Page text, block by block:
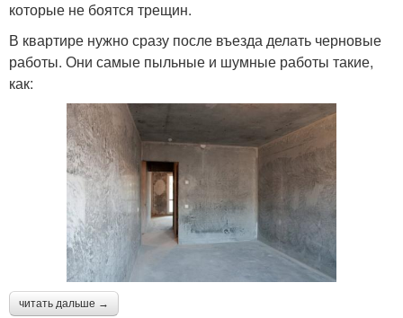
которые не боятся трещин.
В квартире нужно сразу после въезда делать черновые
работы. Они самые пыльные и шумные работы такие,
как:
читать дальше →